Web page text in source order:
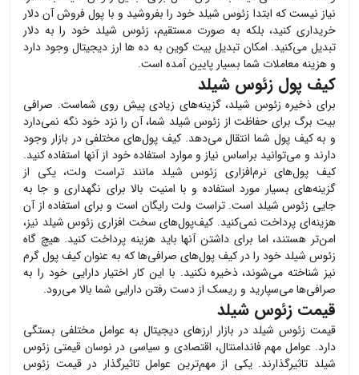
نیاز نیست که ابتدا زئوس شیلد خود را بفروشید و با پول فروش آن دلار
خریداری کنید، بلکه به صورت مستقیم، زئوس شیلد خود را به دلار
تبدیل می‌کنید. امکان تبدیل بیت کوین به ده ها ارز دیجیتال وجود دارد
و هزینه معاملات شما بسیار پایین آمده است.
کیف پول زئوس شیلد
برای ذخیره زئوس شیلد، گزینه‌های زیادی پیش روی شماست. صرافی
بیت برگ برای حفاظت از زئوس شیلد شما، آن را نزد خود نگه نمی‌دارد
و به کیف پول شما انتقال می‌دهد. کیف پول‌های مختلفی در بازار وجود
دارند و می‌توانید براساس نیاز و موارد استفاده خود از آنها استفاده کنید.
کیف پول‌های نرم‌افزاری زئوس شیلد مانند تراست ولت، یکی از
گزینه‌های بسیار مورد استفاده و با امنیت بالا برای نگهداری و جا به
جایی زئوس شیلد است. تراست ولت رایگان است و برای استفاده از آن
هزینه‌ای پرداخت نمی‌کنید. کیف‌پول‌های سخت افزاری زئوس شیلد نیز،
امن‌تر هستند، اما برای داشتن آنها باید هزینه پرداخت کنید. هیچ گاه
زئوس شیلد خود را در کیف پول‌های صرافی‌ها که به عنوان کیف پول گرم
نیز شناخته می‌شوند، ذخیره نکنید. با این کار اختیار دارایی خود را به
صرافی‌ها می‌سپارید و ریسک از دست رفتن دارایی شما بالا می‌رود.
قیمت زئوس شیلد
قیمت زئوس شیلد در بازار ارزهای دیجیتال به عوامل مختلفی بستگی
دارد. عوامل مهم فاندامنتال، اقتصادی و سیاسی در نوسان قیمتی زئوس
شیلد تاثیرگذارند. یکی از مهم‌ترین عوامل تاثیرگذار در قیمت زئوس